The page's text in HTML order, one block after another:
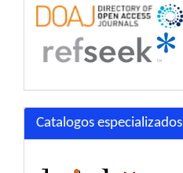
Catalogos especializados